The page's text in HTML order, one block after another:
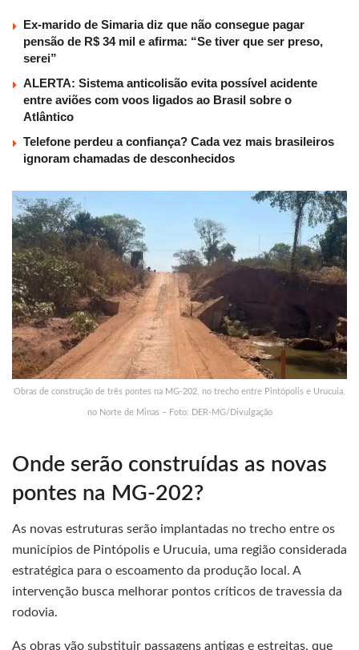
Ex-marido de Simaria diz que não consegue pagar
pensão de R$ 34 mil e afirma: “Se tiver que ser preso,
serei”
ALERTA: Sistema anticolisão evita possível acidente
entre aviões com voos ligados ao Brasil sobre o
Atlântico
Telefone perdeu a confiança? Cada vez mais brasileiros
ignoram chamadas de desconhecidos
Obras de construção de três pontes na MG-202, no trecho entre Pintópolis e Urucuia,
no Norte de Minas – Foto: DER-MG/Divulgação
Onde serão construídas as novas
pontes na MG-202?
As novas estruturas serão implantadas no trecho entre os
municípios de Pintópolis e Urucuia, uma região considerada
estratégica para o escoamento da produção local. A
intervenção busca melhorar pontos críticos de travessia da
rodovia.
As obras vão substituir passagens antigas e estreitas, que